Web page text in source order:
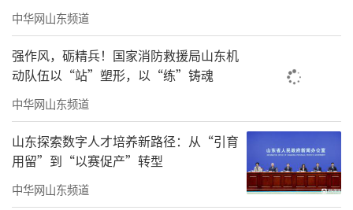
中华网山东频道
强作风，砺精兵！国家消防救援局山东机
动队伍以“站”塑形，以“练”铸魂
中华网山东频道
山东探索数字人才培养新路径：从“引育
用留”到“以赛促产”转型
中华网山东频道